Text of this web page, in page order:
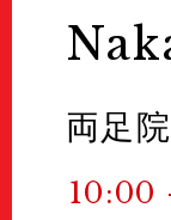
両足
10:00